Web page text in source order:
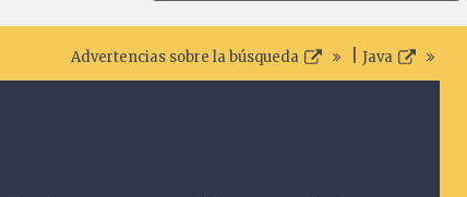
Advertencias sobre la búsqueda Java